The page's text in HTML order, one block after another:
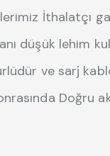
İthalatçı
düşük lehim
ve sarj
Doğru